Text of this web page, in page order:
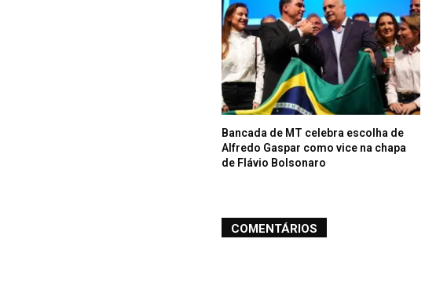
Bancada de MT celebra escolha de
Alfredo Gaspar como vice na chapa
de Flávio Bolsonaro
COMENTÁRIOS